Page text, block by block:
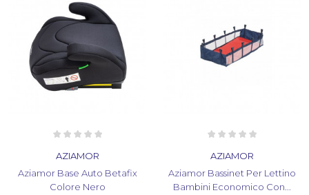
AZIAMOR
Aziamor Base Auto Betafix
Colore Nero
AZIAMOR
Aziamor Bassinet Per Lettino
Bambini Economico Con...